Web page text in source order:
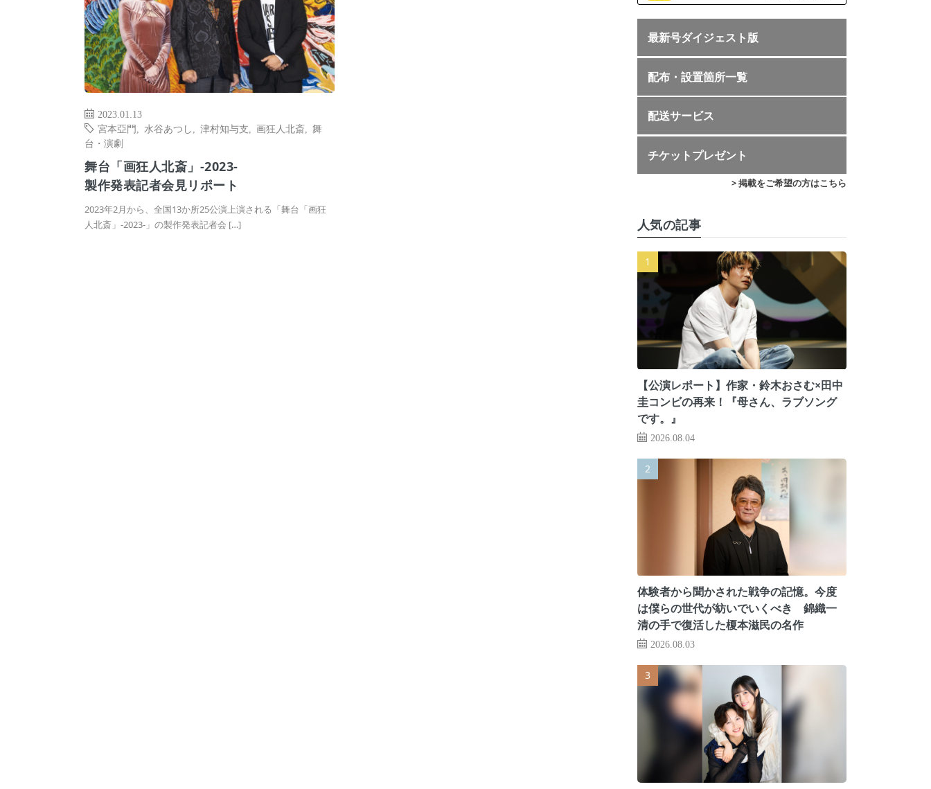
2023.01.13
宮本亞門
水谷あつし 津村知与支 画狂人北斎
舞
台・演劇
舞台「画狂人北斎」-2023-
製作発表記者会見リポート
2023年2月から、全国13か所25公演上演される「舞台「画狂
人北斎」-2023-」の製作発表記者会 […]
最新号ダイジェスト版
配布・設置箇所一覧
配送サービス
チケットプレゼント
> 掲載をご希望の方はこちら
人気の記事
【公演レポート】作家・鈴木おさむ×田中
圭コンビの再来！『母さん、ラブソング
です。』
2026.08.04
体験者から聞かされた戦争の記憶。今度
は僕らの世代が紡いでいくべき 錦織一
清の手で復活した榎本滋民の名作
2026.08.03